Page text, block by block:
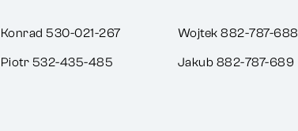
Konrad 530-021-267
Piotr 532-435-485
Wojtek 882-787-688
Jakub 882-787-689